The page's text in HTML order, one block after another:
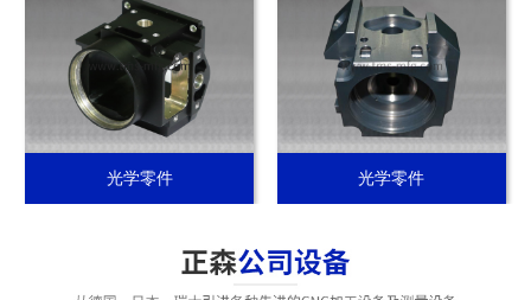
光学零件 光学零件